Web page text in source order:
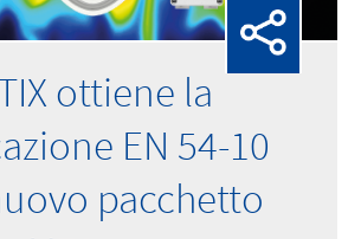
ottiene la
EN 54-10
pacchetto